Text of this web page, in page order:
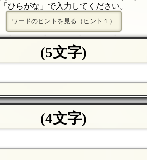
「ひらがな」で入力してください。
ワードのヒントを見る（ヒント１）
(5文字)
(4文字)